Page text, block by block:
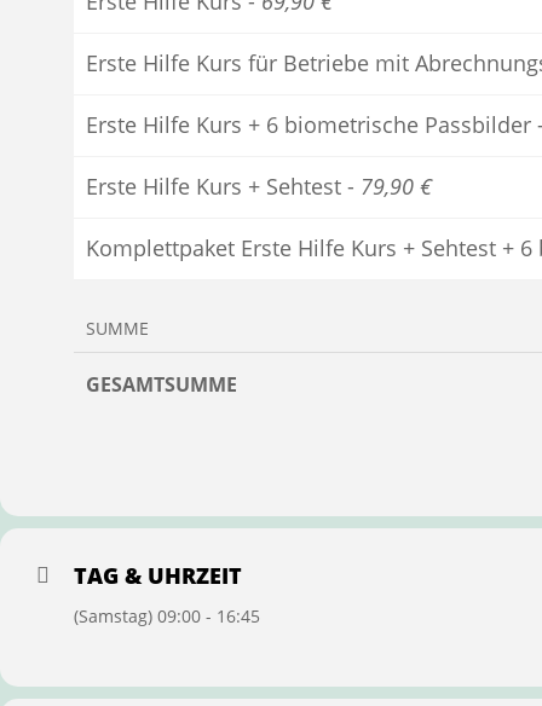
Erste Hilfe Kurs für Betriebe mit
Erste Hilfe Kurs + 6 biometrische Passbilder
Erste Hilfe Kurs + Sehtest - 79,90 €
Komplettpaket Erste Hilfe Kurs + Sehtest +
SUMME
GESAMTSUMME
TAG & UHRZEIT
(Samstag) 09:00 - 16:45